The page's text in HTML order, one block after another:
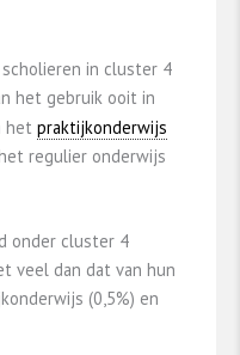
in cluster 4
het gebruik ooit in
het praktijkonderwijs
regulier onderwijs
onder cluster 4
veel dan dat van hun
(0,5%) en